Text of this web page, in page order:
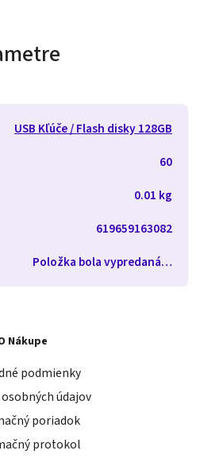
USB Kľúče / Flash disky 128GB
60
0.01 kg
619659163082
Položka bola vypredaná…
Nákupe
podmienky
údajov
poriadok
protokol